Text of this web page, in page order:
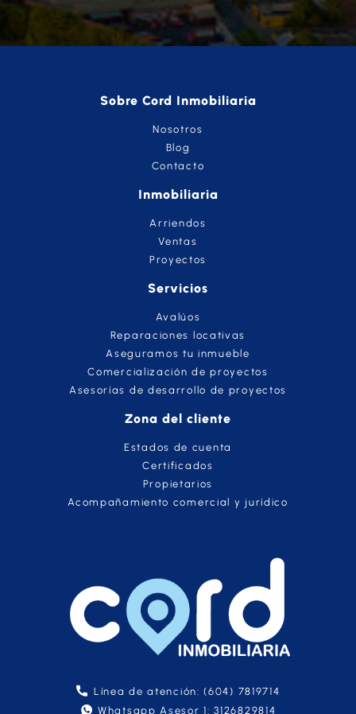
Sobre Cord Inmobiliaria
Nosotros
Blog
Contacto
Inmobiliaria
Arriendos
Ventas
Proyectos
Servicios
Avalúos
Reparaciones locativas
Aseguramos tu inmueble
Comercialización de proyectos
Asesorías de desarrollo de proyectos
Zona del cliente
Estados de cuenta
Certificados
Propietarios
Acompañamiento comercial y jurídico
Línea de atención: (604) 7819714
Whatsapp Asesor 1: 3126829814